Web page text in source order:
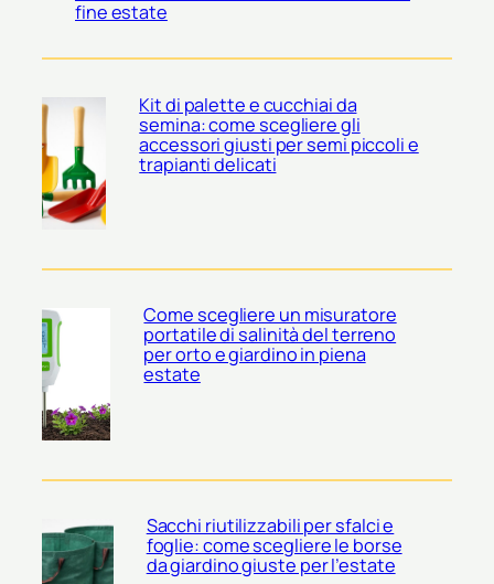
fine estate
Kit di palette e cucchiai da
semina: come scegliere gli
accessori giusti per semi piccoli e
trapianti delicati
Come scegliere un misuratore
portatile di salinità del terreno
per orto e giardino in piena
estate
Sacchi riutilizzabili per sfalci e
foglie: come scegliere le borse
da giardino giuste per l’estate